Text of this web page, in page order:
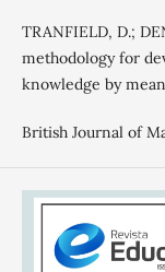
TRANFIELD, D.;
methodology for
knowledge by
British Journal of